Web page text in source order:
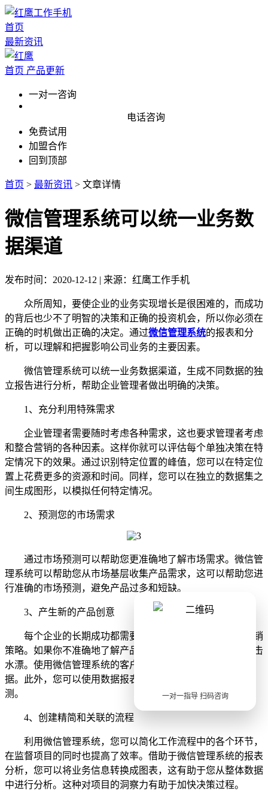
首页
最新资讯
首页 产品更新
一对一咨询
电话咨询
免费试用
加盟合作
回到顶部
一对一指导 扫码咨询
首页 > 最新资讯 > 文章详情
微信管理系统可以统一业务数
据渠道
发布时间：2020-12-12 | 来源：红鹰工作手机
众所周知，要使企业的业务实现增长是很困难的，而成功
的背后也少不了明智的决策和正确的投资机会，所以你必须在
正确的时机做出正确的决定。通过微信管理系统的报表和分
析，可以理解和把握影响公司业务的主要因素。
微信管理系统可以统一业务数据渠道，生成不同数据的独
立报告进行分析，帮助企业管理者做出明确的决策。
1、充分利用特殊需求
企业管理者需要随时考虑各种需求，这也要求管理者考虑
和整合营销的各种因素。这样你就可以评估每个单独决策在特
定情况下的效果。通过识别特定位置的峰值，您可以在特定位
置上花费更多的资源和时间。同样，您可以在独立的数据集之
间生成图形，以模拟任何特定情况。
2、预测您的市场需求
通过市场预测可以帮助您更准确地了解市场需求。微信管
理系统可以帮助您从市场基层收集产品需求，这可以帮助您进
行准确的市场预测，避免产品过多和短缺。
3、产生新的产品创意
每个企业的长期成功都需要不断产生新的产品创意和营销
策略。如果你不准确地了解产品受众，你的投资很可能会冲击
水漂。使用微信管理系统的客户细分可以跟踪不同受众的数
据。此外，您可以使用数据报表对接下来的营销活动进行预
测。
4、创建精简和关联的流程
利用微信管理系统，您可以简化工作流程中的各个环节，
在监督项目的同时也提高了效率。借助于微信管理系统的报表
分析，您可以将业务信息转换成图表，这有助于您从整体数据
中进行分析。这种对项目的洞察力有助于加快决策过程。